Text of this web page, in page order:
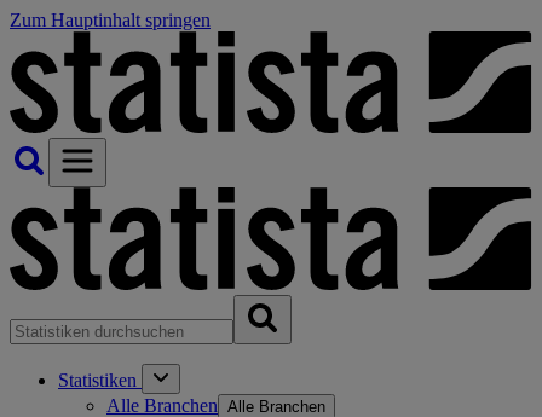
Zum Hauptinhalt springen
Statistiken
Alle Branchen Alle Branchen